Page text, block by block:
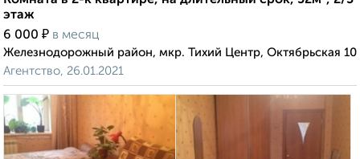
этаж
6 000 ₽ в месяц
Железнодорожный район, мкр. Тихий Центр, Октябрьская 10
Агентство, 26.01.2021